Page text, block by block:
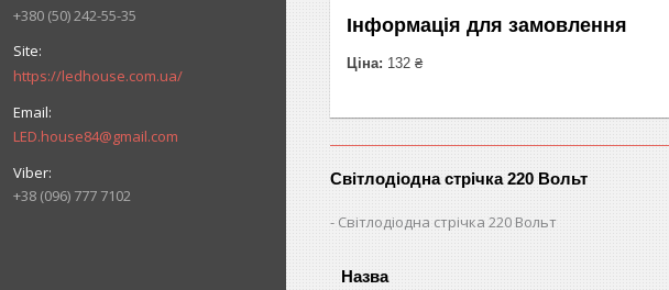
+380 (50) 242-55-35
https://ledhouse.com.ua/
LED.house84@gmail.com
+38 (096) 777 7102
Інформація для замовлення
Ціна: 132 ₴
Світлодіодна стрічка 220 Вольт
Світлодіодна стрічка 220 Вольт